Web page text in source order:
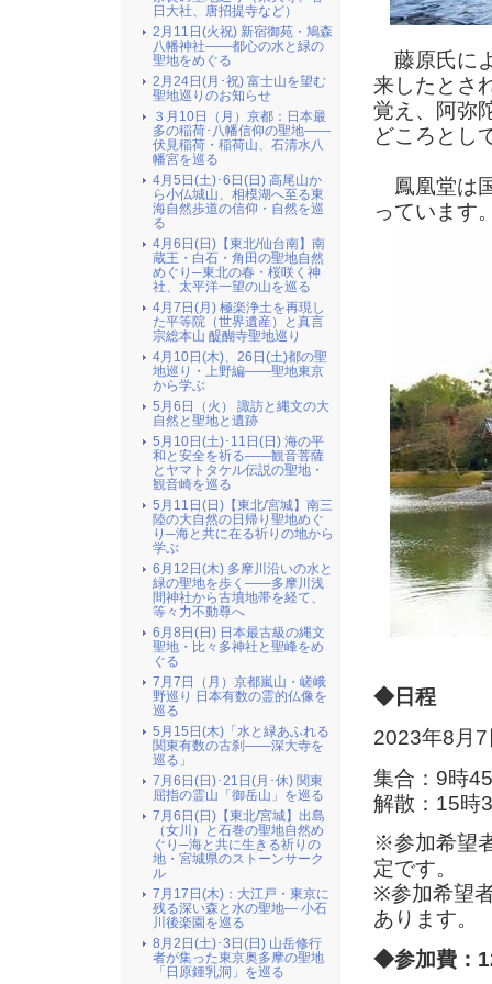
藤原氏に
来したとさ
覚え、阿弥
どころとし
鳳凰堂は
っています
◆日程
2023年8月
集合：9時
解散：15時
※参加希望
定です。
※参加希望
あります。
◆参加費：
日大社、唐招提寺など）
2月11日(火祝) 新宿御苑・鳩森
八幡神社――都心の水と緑の
聖地をめぐる
2月24日(月･祝) 富士山を望む
聖地巡りのお知らせ
３月10日（月）京都：日本最
多の稲荷･八幡信仰の聖地――
伏見稲荷・稲荷山、石清水八
幡宮を巡る
4月5日(土)･6日(日) 高尾山か
ら小仏城山、相模湖へ至る東
海自然歩道の信仰・自然を巡
る
4月6日(日)【東北/仙台南】南
蔵王・白石・角田の聖地自然
めぐり─東北の春・桜咲く神
社、太平洋一望の山を巡る
4月7日(月) 極楽浄土を再現し
た平等院（世界遺産）と真言
宗総本山 醍醐寺聖地巡り
4月10日(木)、26日(土)都の聖
地巡り・上野編――聖地東京
から学ぶ
5月6日（火） 諏訪と縄文の大
自然と聖地と遺跡
5月10日(土)･11日(日) 海の平
和と安全を祈る――観音菩薩
とヤマトタケル伝説の聖地・
観音崎を巡る
5月11日(日)【東北/宮城】南三
陸の大自然の日帰り聖地めぐ
り─海と共に在る祈りの地から
学ぶ
6月12日(木) 多摩川沿いの水と
緑の聖地を歩く――多摩川浅
間神社から古墳地帯を経て、
等々力不動尊へ
6月8日(日) 日本最古級の縄文
聖地・比々多神社と聖峰をめ
ぐる
7月7日（月）京都嵐山・嵯峨
野巡り 日本有数の霊的仏像を
巡る
5月15日(木)「水と緑あふれる
関東有数の古刹――深大寺を
巡る」
7月6日(日)･21日(月･休) 関東
屈指の霊山「御岳山」を巡る
7月6日(日)【東北/宮城】出島
（女川）と石巻の聖地自然め
ぐり─海と共に生きる祈りの
地・宮城県のストーンサーク
ル
7月17日(木)：大江戸・東京に
残る深い森と水の聖地― 小石
川後楽園を巡る
8月2日(土)･3日(日) 山岳修行
者が集った東京奥多摩の聖地
「日原鍾乳洞」を巡る